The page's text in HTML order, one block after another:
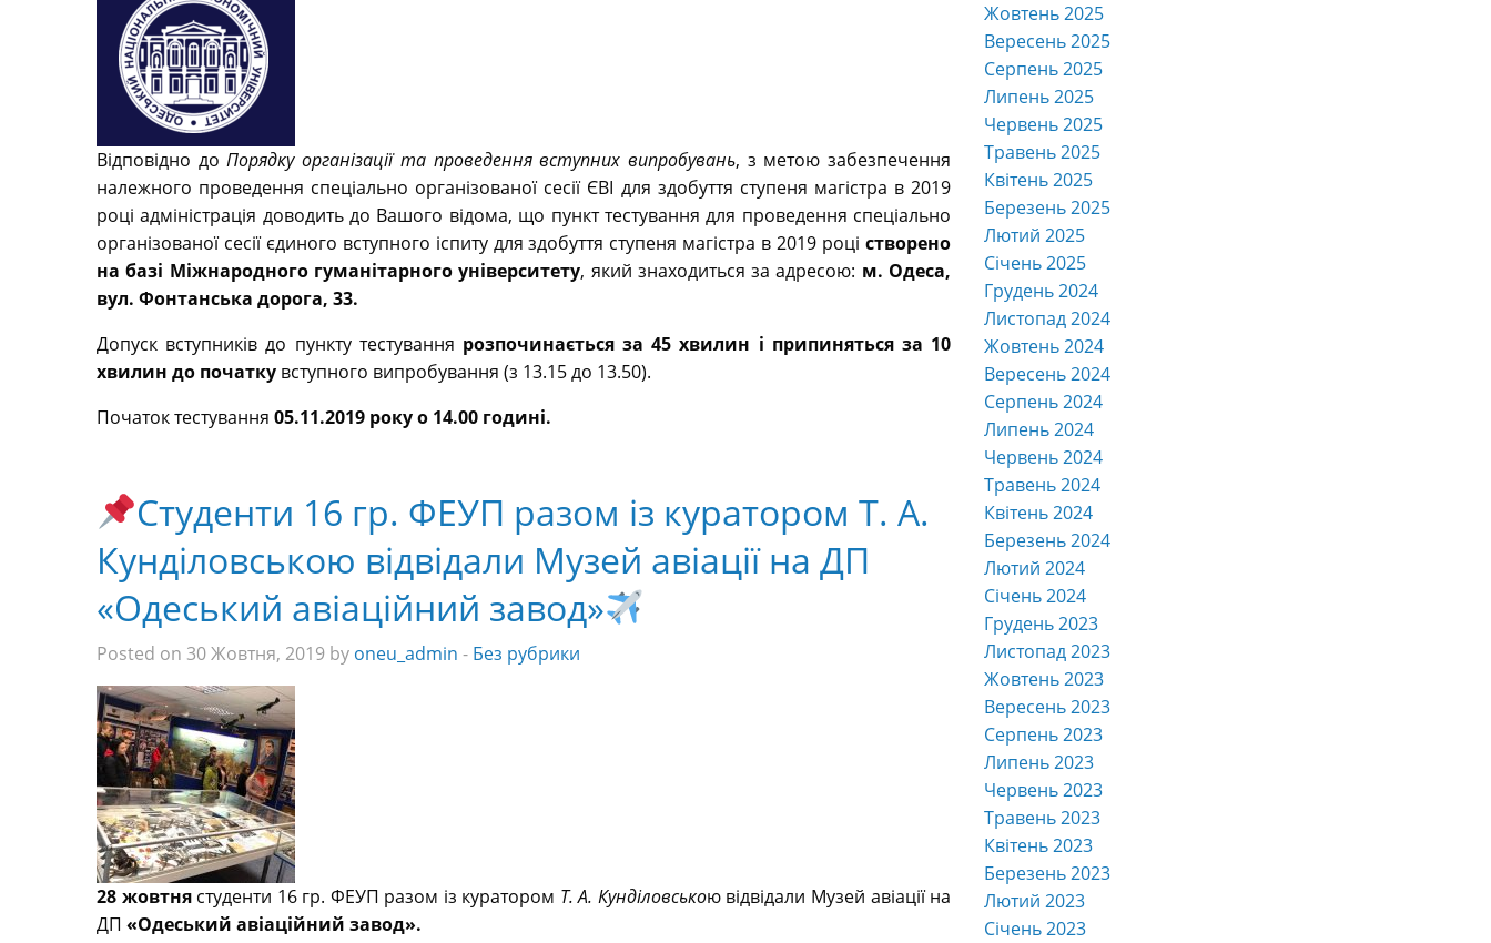
Відповідно до Порядку організації та проведення вступних випробувань, з метою забезпечення
належного проведення спеціально організованої сесії ЄВІ для здобуття ступеня магістра в 2019
році адміністрація доводить до Вашого відома, що пункт тестування для проведення спеціально
організованої сесії єдиного вступного іспиту для здобуття ступеня магістра в 2019 році створено
на базі Міжнародного гуманітарного університету, який знаходиться за адресою: м. Одеса,
вул. Фонтанська дорога, 33.
Допуск вступників до пункту тестування розпочинається за 45 хвилин і припиняться за 10
хвилин до початку вступного випробування (з 13.15 до 13.50).
Початок тестування 05.11.2019 року о 14.00 годині.
Студенти 16 гр. ФЕУП разом із куратором Т. А.
Кунділовською відвідали Музей авіації на ДП
«Одеський авіаційний завод»
Posted on 30 Жовтня, 2019 by oneu_admin - Без рубрики
28 жовтнястуденти 16 гр. ФЕУП разом із куратором Т. А. Кунділовською відвідали Музей авіації на
ДП «Одеський авіаційний завод».
Жовтень 2025
Вересень 2025
Серпень 2025
Липень 2025
Червень 2025
Травень 2025
Квітень 2025
Березень 2025
Лютий 2025
Січень 2025
Грудень 2024
Листопад 2024
Жовтень 2024
Вересень 2024
Серпень 2024
Липень 2024
Червень 2024
Травень 2024
Квітень 2024
Березень 2024
Лютий 2024
Січень 2024
Грудень 2023
Листопад 2023
Жовтень 2023
Вересень 2023
Серпень 2023
Липень 2023
Червень 2023
Травень 2023
Квітень 2023
Березень 2023
Лютий 2023
Січень 2023